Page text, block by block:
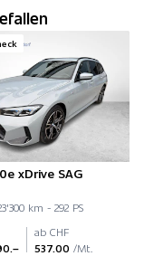
xDrive SAG
km - 292 PS
ab CHF
537.00 /Mt.